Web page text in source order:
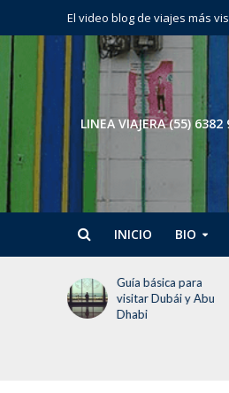
El video blog de viajes más
LINEA VIAJERA (55)
INICIO BIO
Tokio en 3 días: El
itinerario para no
perder la cabeza (ni el